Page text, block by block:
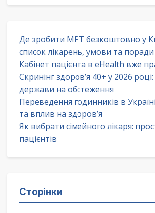
Де зробити МРТ безкоштовно у
список лікарень, умови та поради
Кабінет пацієнта в eHealth вже
Скринінг здоров’я 40+ у 2026
держави на обстеження
Переведення годинників в
та вплив на здоров’я
Як вибрати сімейного лікаря:
пацієнтів
Сторінки